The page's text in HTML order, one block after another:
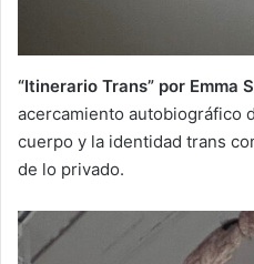
“Itinerario Trans” por Emma
acercamiento autobiográfico
cuerpo y la identidad trans
de lo privado.